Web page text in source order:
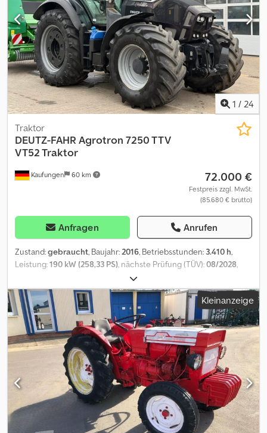
1 / 24
Kaufungen 60 km
Traktor
DEUTZ-FAHR Agrotron 7250 TTV
VT52 Traktor
72.000 €
Festpreis zzgl. MwSt.
(85.680 € brutto)
Anfragen Anrufen
Zustand:gebraucht, Baujahr: 2016, Betriebsstunden: 3.410 h,
Leistung:190 kW (258,33 PS) , nächste Prüfung (TÜV):08/2028
Allradantrieb, Klimaanlage
FG50320 Ab sofort zur Verfügung auf unserem Hof in Kaufungen
Mehr INFO unter: * Golec Nutzfahrzeuge GmbH (Deutsch,
English, Bulgarisch, Russisch) * Viktoria Sologubova (Polnisch,
Russisch, Ukrainisch, English) Noch nie zugelassen worden
Finanzierungsbeispiel: * Interne Nummer: Traktor *
Kaufpreis: 72.000,00 ¤ * Anzahlung: 10% *
Laufzeit: 60 * Monatliche Rate: 1.100,02 ¤ Restwert:
14.380,00 ¤ Wenn das Angebot Ihnen zusagt oder dieses nach
Ihren Bedürfnissen anpassen wollen, kontaktieren Sie uns unter
Hr. Enchev). Wir freuen uns auf Ihren Anruf Djdpfjytlldox Alteck
Irrtümer vorbehalten Gerne nehmen wir Ihr gebrauchtes
Fahrzeug in Zahlung. Finanzierung direkt bei uns im Hause
Kleinanzeige